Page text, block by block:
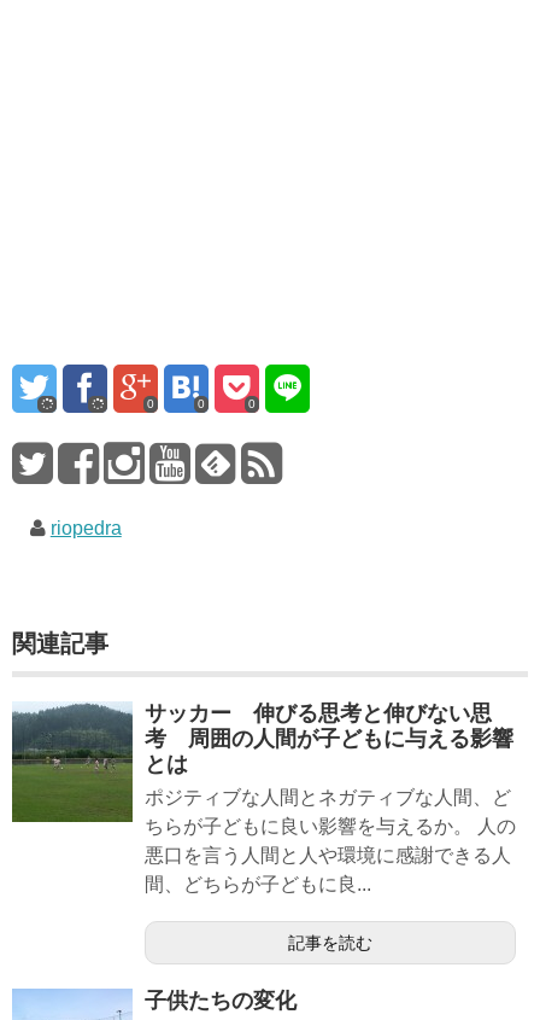
0 0 0
riopedra
関連記事
サッカー 伸びる思考と伸びない思
考 周囲の人間が子どもに与える影響
とは
ポジティブな人間とネガティブな人間、ど
ちらが子どもに良い影響を与えるか。 人の
悪口を言う人間と人や環境に感謝できる人
間、どちらが子どもに良...
記事を読む
子供たちの変化